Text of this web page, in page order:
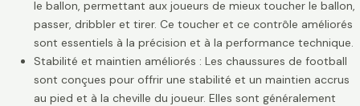
le ballon, permettant aux joueurs de mieux toucher le ballon,
passer, dribbler et tirer. Ce toucher et ce contrôle améliorés
sont essentiels à la précision et à la performance technique.
Stabilité et maintien améliorés : Les chaussures de football
sont conçues pour offrir une stabilité et un maintien accrus
au pied et à la cheville du joueur. Elles sont généralement